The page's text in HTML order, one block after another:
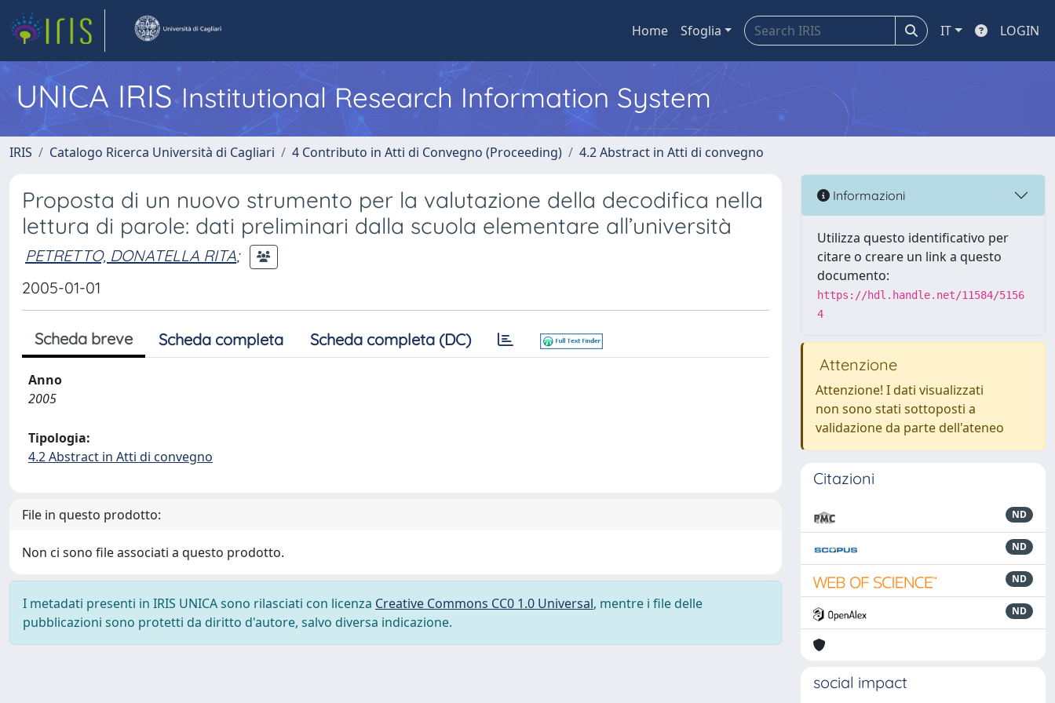
Home Sfoglia IT LOGIN
UNICA IRISInstitutional Research Information System
IRIS Catalogo Ricerca Università di Cagliari 4 Contributo in Atti di Convegno (Proceeding) 4.2 Abstract in Atti di convegno
Proposta di un nuovo strumento per la valutazione della decodifica nella
lettura di parole: dati preliminari dalla scuola elementare all’università
PETRETTO, DONATELLA RITA;
2005-01-01
Scheda breve Scheda completa Scheda completa (DC)
Anno
2005
Tipologia:
4.2 Abstract in Atti di convegno
File in questo prodotto:
Non ci sono file associati a questo prodotto.
I metadati presenti in IRIS UNICA sono rilasciati con licenza Creative Commons CC0 1.0 Universal, mentre i file delle
pubblicazioni sono protetti da diritto d'autore, salvo diversa indicazione.
Informazioni
Utilizza questo identificativo per
citare o creare un link a questo
documento:
https://hdl.handle.net/11584/5156
4
Attenzione
Attenzione! I dati visualizzati
non sono stati sottoposti a
validazione da parte dell'ateneo
Citazioni
ND
ND
ND
ND
social impact